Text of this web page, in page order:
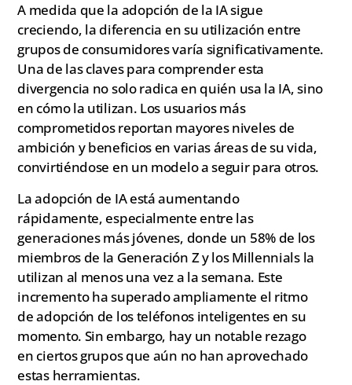
A medida que la adopción de la IA sigue
creciendo, la diferencia en su utilización entre
grupos de consumidores varía significativamente.
Una de las claves para comprender esta
divergencia no solo radica en quién usa la IA, sino
en cómo la utilizan. Los usuarios más
comprometidos reportan mayores niveles de
ambición y beneficios en varias áreas de su vida,
convirtiéndose en un modelo a seguir para otros.
La adopción de IA está aumentando
rápidamente, especialmente entre las
generaciones más jóvenes, donde un 58% de los
miembros de la Generación Z y los Millennials la
utilizan al menos una vez a la semana. Este
incremento ha superado ampliamente el ritmo
de adopción de los teléfonos inteligentes en su
momento. Sin embargo, hay un notable rezago
en ciertos grupos que aún no han aprovechado
estas herramientas.